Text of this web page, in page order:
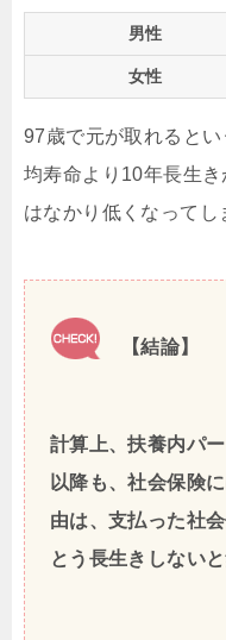
男性
女性
97歳で元が取れると
均寿命より10年長生
はなかり低くなってし
【結論】
計算上、扶養内パ
以降も、社会保険
由は、支払った社
とう長生きしないと